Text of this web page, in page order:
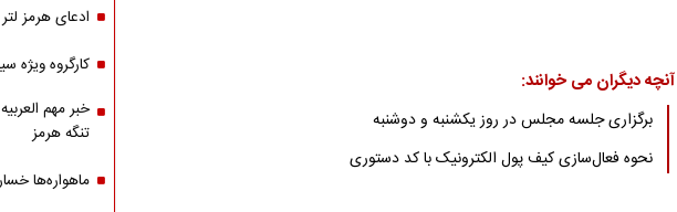
آنچه دیگران می خوانند:
برگزاری جلسه مجلس در روز یکشنبه و دوشنبه
نحوه فعال‌سازی کیف پول الکترونیک با کد دستوری
ادعای هرمز
کارگروه ویژه
خبر مهم
تنگه هرمز
ماهواره‌‌ها